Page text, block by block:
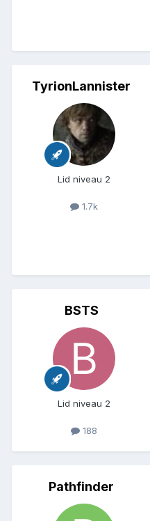
TyrionLannister
Lid niveau 2
1.7k
BSTS
Lid niveau 2
188
Pathfinder